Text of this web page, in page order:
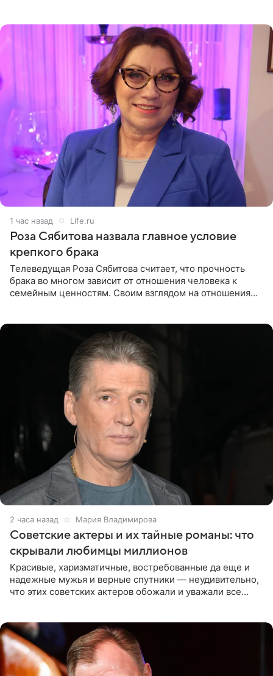
1 час назад Life.ru
Роза Сябитова назвала главное условие
крепкого брака
Телеведущая Роза Сябитова считает, что прочность
брака во многом зависит от отношения человека к
семейным ценностям. Своим взглядом на отношения
2 часа назад Мария Владимирова
Советские актеры и их тайные романы: что
скрывали любимцы миллионов
Красивые, харизматичные, востребованные да еще и
надежные мужья и верные спутники — неудивительно,
что этих советских актеров обожали и уважали все